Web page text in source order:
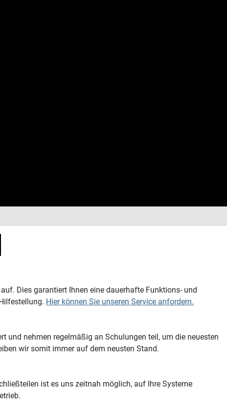
Dies garantiert Ihnen eine dauerhafte Funktions- und
Hier können Sie unseren Service anfordern.
und nehmen regelmäßig an Schulungen teil, um die neuesten
wir somit immer auf dem neusten Stand.
ist es uns zeitnah möglich, auf Ihre Systeme